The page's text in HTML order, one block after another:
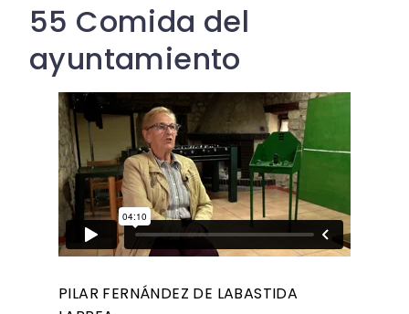
55 Comida del
ayuntamiento
PILAR FERNÁNDEZ DE LABASTIDA